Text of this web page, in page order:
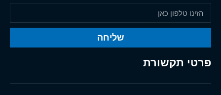
פרטי תקשורת
שליחה